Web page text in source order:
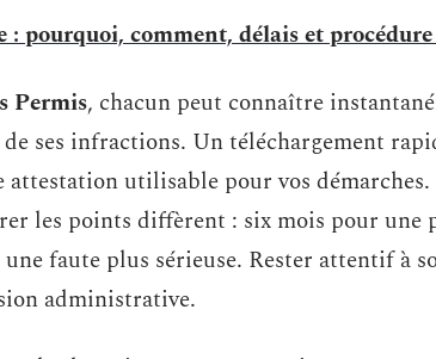
: pourquoi, comment, délais et
Permis, chacun peut connaître
ses infractions. Un téléchargement
attestation utilisable pour vos
les points diffèrent : six mois pour une
faute plus sérieuse. Rester attentif à
administrative.